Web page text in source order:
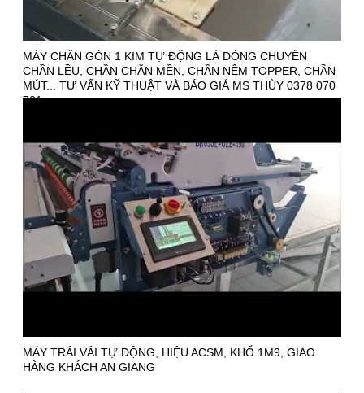
MÁY CHẦN GÒN 1 KIM TỰ ĐỘNG LÀ DÒNG CHUYÊN
CHẦN LỀU, CHẦN CHĂN MỀN, CHẦN NỆM TOPPER, CHẦN
MÚT... TƯ VẤN KỸ THUẬT VÀ BÁO GIÁ MS THÙY 0378 070
701.
MÁY TRẢI VẢI TỰ ĐỘNG, HIỆU ACSM, KHỔ 1M9, GIAO
HÀNG KHÁCH AN GIANG